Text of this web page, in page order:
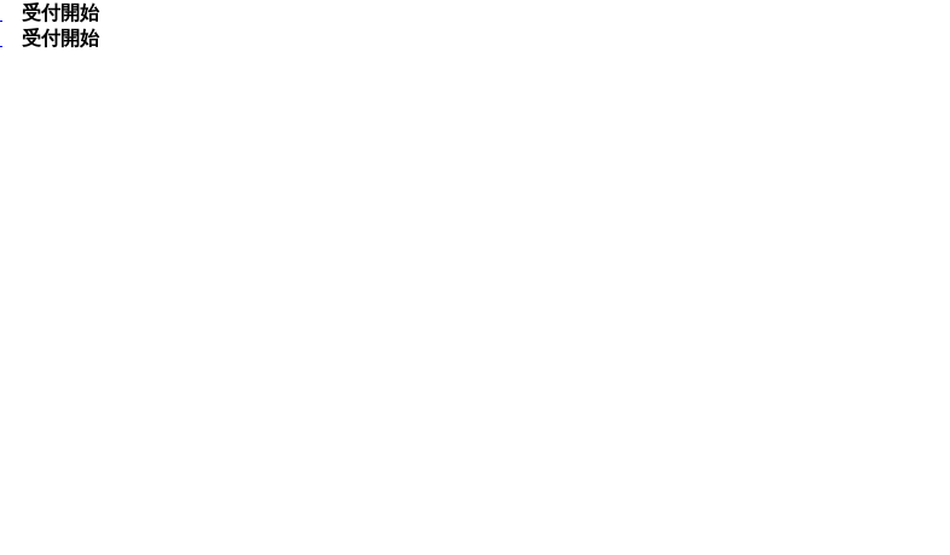
受付開始
受付開始